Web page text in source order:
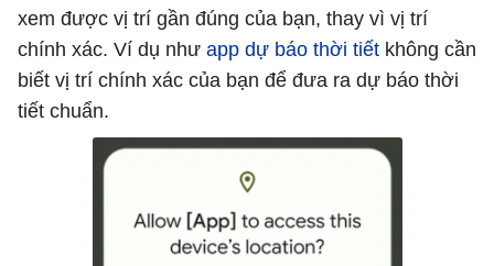
xem được vị trí gần đúng của bạn, thay vì vị trí
chính xác. Ví dụ như app dự báo thời tiết không cần
biết vị trí chính xác của bạn để đưa ra dự báo thời
tiết chuẩn.